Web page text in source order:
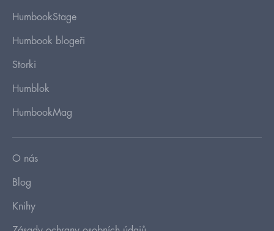
HumbookStage
Humbook blogeři
Storki
Humblok
HumbookMag
O nás
Blog
Knihy